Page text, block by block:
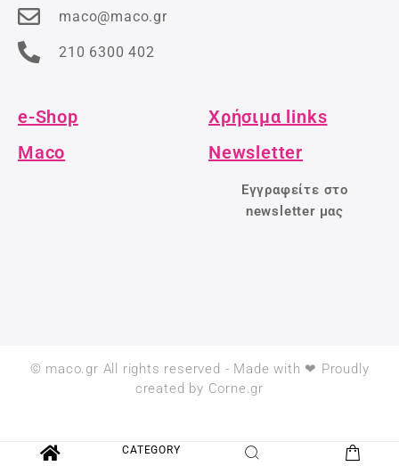
maco@maco.gr
210 6300 402
e-Shop
Χρήσιμα links
Maco
Newsletter
Εγγραφείτε στο
newsletter μας
© maco.gr All rights reserved - Made with ❤ Proudly
created by Corne.gr
CATEGORY